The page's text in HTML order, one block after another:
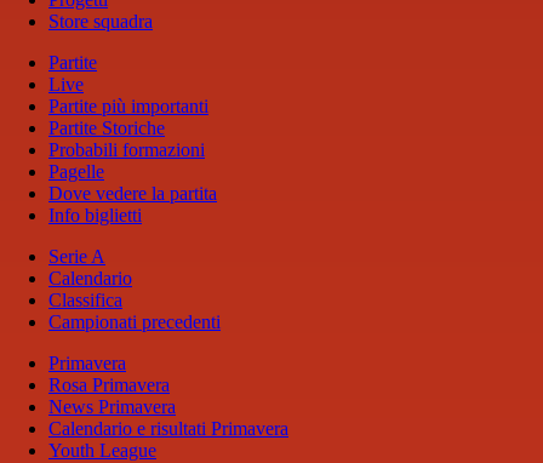
Store squadra
Partite
Live
Partite più importanti
Partite Storiche
Probabili formazioni
Pagelle
Dove vedere la partita
Info biglietti
Serie A
Calendario
Classifica
Campionati precedenti
Primavera
Rosa Primavera
News Primavera
Calendario e risultati Primavera
Youth League